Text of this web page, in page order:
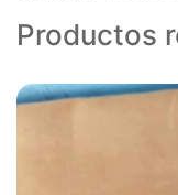
Productos